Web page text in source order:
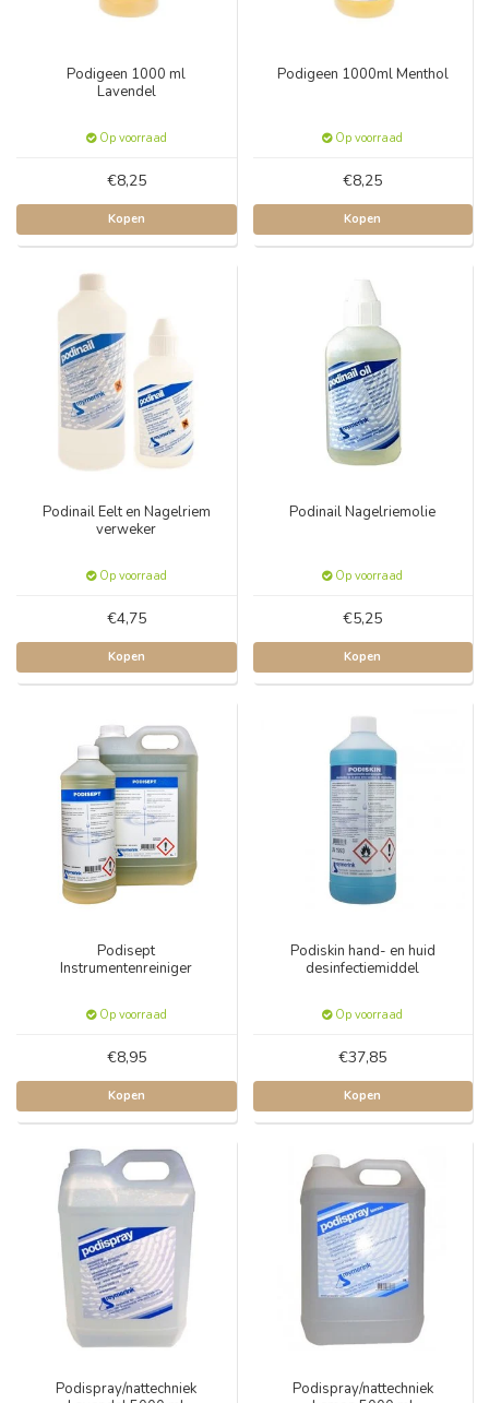
Podigeen 1000 ml
Lavendel
Op voorraad
€8,25
Kopen
Podigeen 1000ml Menthol
Op voorraad
€8,25
Kopen
Podinail Eelt en Nagelriem
verweker
Op voorraad
€4,75
Kopen
Podinail Nagelriemolie
Op voorraad
€5,25
Kopen
Podisept
Instrumentenreiniger
Op voorraad
€8,95
Kopen
Podiskin hand- en huid
desinfectiemiddel
Op voorraad
€37,85
Kopen
Podispray/nattechniek
Podispray/nattechniek